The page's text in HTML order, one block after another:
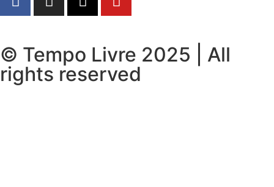
© Tempo Livre 2025 | All
rights reserved